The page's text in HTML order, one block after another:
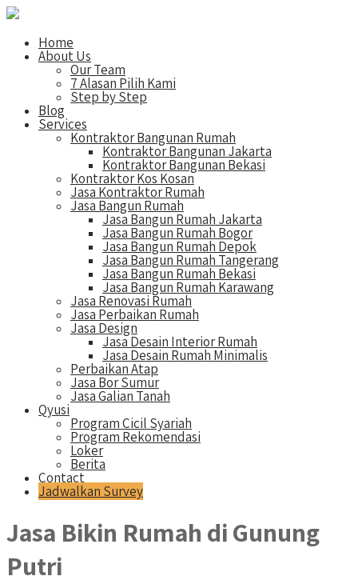
Home
About Us
Our Team
7 Alasan Pilih Kami
Step by Step
Blog
Services
Kontraktor Bangunan Rumah
Kontraktor Bangunan Jakarta
Kontraktor Bangunan Bekasi
Kontraktor Kos Kosan
Jasa Kontraktor Rumah
Jasa Bangun Rumah
Jasa Bangun Rumah Jakarta
Jasa Bangun Rumah Bogor
Jasa Bangun Rumah Depok
Jasa Bangun Rumah Tangerang
Jasa Bangun Rumah Bekasi
Jasa Bangun Rumah Karawang
Jasa Renovasi Rumah
Jasa Perbaikan Rumah
Jasa Design
Jasa Desain Interior Rumah
Jasa Desain Rumah Minimalis
Perbaikan Atap
Jasa Bor Sumur
Jasa Galian Tanah
Qyusi
Program Cicil Syariah
Program Rekomendasi
Loker
Berita
Contact
Jadwalkan Survey
Jasa Bikin Rumah di Gunung
Putri